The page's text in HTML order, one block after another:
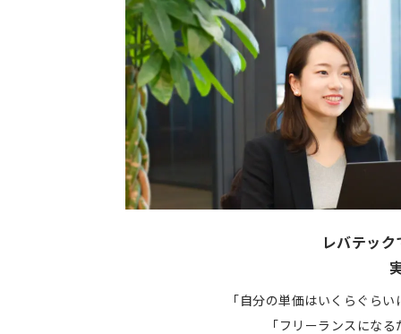
レバテッ
「自分の単価はいくらぐら
「フリーランスにな